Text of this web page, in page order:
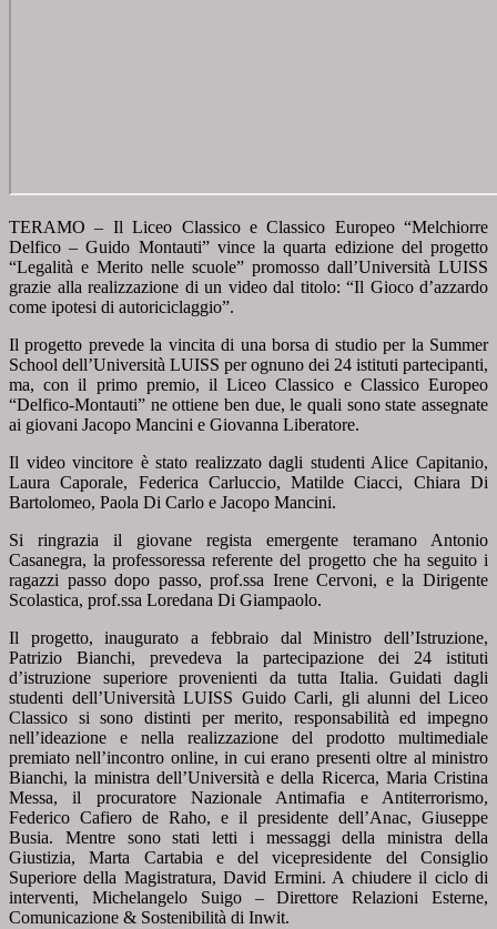
TERAMO – Il Liceo Classico e Classico Europeo “Melchiorre
Delfico – Guido Montauti” vince la quarta edizione del progetto
“Legalità e Merito nelle scuole” promosso dall’Università LUISS
grazie alla realizzazione di un video dal titolo: “Il Gioco d’azzardo
come ipotesi di autoriciclaggio”.
Il progetto prevede la vincita di una borsa di studio per la Summer
School dell’Università LUISS per ognuno dei 24 istituti partecipanti,
ma, con il primo premio, il Liceo Classico e Classico Europeo
“Delfico-Montauti” ne ottiene ben due, le quali sono state assegnate
ai giovani Jacopo Mancini e Giovanna Liberatore.
Il video vincitore è stato realizzato dagli studenti Alice Capitanio,
Laura Caporale, Federica Carluccio, Matilde Ciacci, Chiara Di
Bartolomeo, Paola Di Carlo e Jacopo Mancini.
Si ringrazia il giovane regista emergente teramano Antonio
Casanegra, la professoressa referente del progetto che ha seguito i
ragazzi passo dopo passo, prof.ssa Irene Cervoni, e la Dirigente
Scolastica, prof.ssa Loredana Di Giampaolo.
Il progetto, inaugurato a febbraio dal Ministro dell’Istruzione,
Patrizio Bianchi, prevedeva la partecipazione dei 24 istituti
d’istruzione superiore provenienti da tutta Italia. Guidati dagli
studenti dell’Università LUISS Guido Carli, gli alunni del Liceo
Classico si sono distinti per merito, responsabilità ed impegno
nell’ideazione e nella realizzazione del prodotto multimediale
premiato nell’incontro online, in cui erano presenti oltre al ministro
Bianchi, la ministra dell’Università e della Ricerca, Maria Cristina
Messa, il procuratore Nazionale Antimafia e Antiterrorismo,
Federico Cafiero de Raho, e il presidente dell’Anac, Giuseppe
Busia. Mentre sono stati letti i messaggi della ministra della
Giustizia, Marta Cartabia e del vicepresidente del Consiglio
Superiore della Magistratura, David Ermini. A chiudere il ciclo di
interventi, Michelangelo Suigo – Direttore Relazioni Esterne,
Comunicazione & Sostenibilità di Inwit.